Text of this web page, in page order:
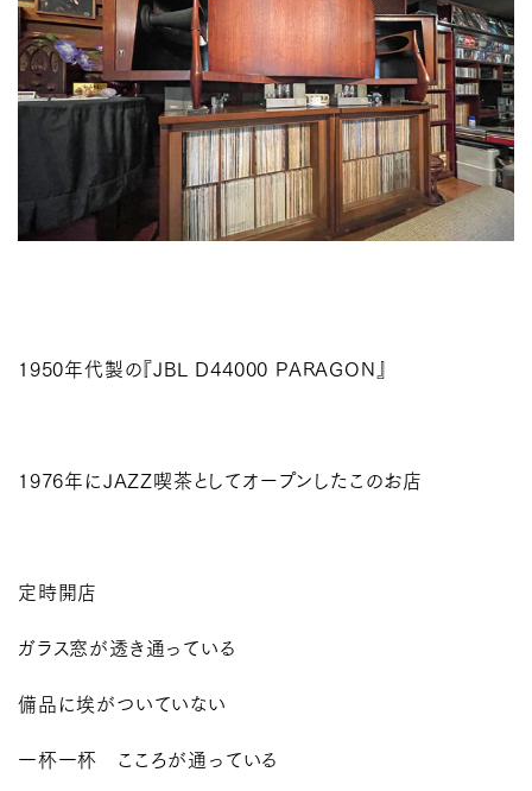
1950年代製の『JBL D44000 PARAGON』
1976年にJAZZ喫茶としてオープンしたこのお店
定時開店
ガラス窓が透き通っている
備品に埃がついていない
一杯一杯 こころが通っている